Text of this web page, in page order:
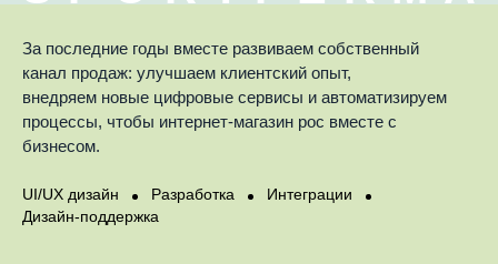
За последние годы вместе развиваем собственный
канал продаж: улучшаем клиентский опыт,
внедряем новые цифровые сервисы и автоматизируем
процессы, чтобы интернет-магазин рос вместе с
бизнесом.
UI/UX дизайн Разработка
Интеграции
Дизайн-поддержка